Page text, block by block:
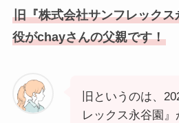
旧『株式会社サンフレック
役がchayさんの父親です！
旧というのは、
レックス永谷園